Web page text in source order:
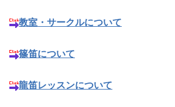
教室・サークルについて
篠笛について
龍笛レッスンについて